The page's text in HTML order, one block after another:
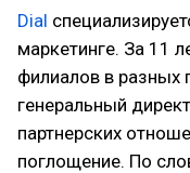
Dial
маркетинге. За 11
филиалов в разных
генеральный
партнерских
поглощение. По